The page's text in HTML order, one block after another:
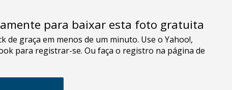
para baixar esta foto gratuita